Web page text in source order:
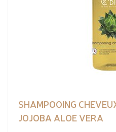
SHAMPOOING
JOJOBA ALOE VERA